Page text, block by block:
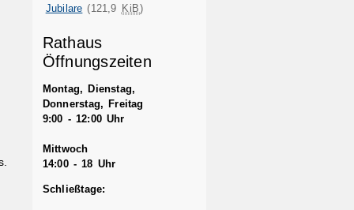
Jubilare (121,9 KiB)
Rathaus
Öffnungszeiten
Montag, Dienstag,
Donnerstag, Freitag
9:00 - 12:00 Uhr
Mittwoch
14:00 - 18 Uhr
Schließtage: